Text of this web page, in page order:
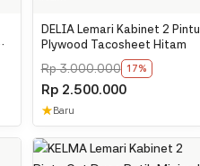
DELIA Lemari Kabinet 2 Pintu
Plywood Tacosheet Hitam
Rp3.000.000 17%
Rp2.500.000
★Baru